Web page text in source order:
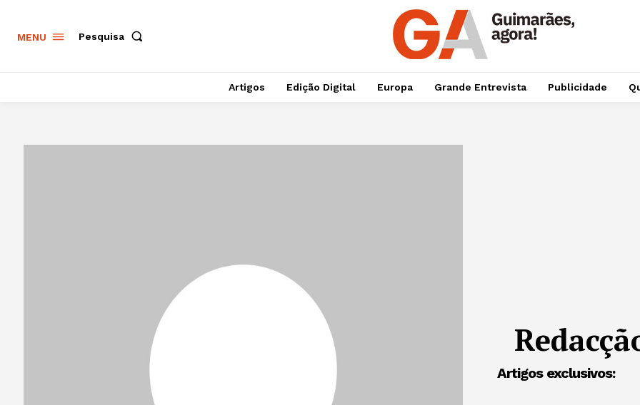
MENU Pesquisa
Artigos Edição Digital Europa Grande Entrevista Publicidade
Artigos exclusivos: